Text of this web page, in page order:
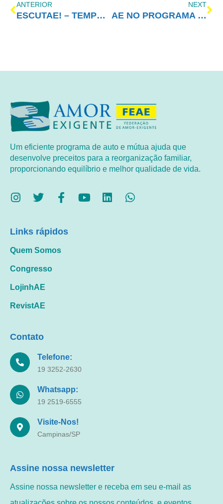
ANTERIOR
ESCUTAE! – TEMPORADA 3 – EPISÓDIO 6
NEXT
AE NO PROGRAMA VIDA MELHOR – REDEVIDA – 07/02/2022
Um eficiente programa de auto e mútua ajuda que
desenvolve preceitos para a reorganização familiar,
proporcionando equilíbrio e melhor qualidade de vida.
Links rápidos
Quem Somos
Congresso
LojinhAE
RevistAE
Contato
Telefone:
19 3252-2630
Whatsapp:
19 2519-6555
Visite-Nos!
Campinas/SP
Assine nossa newsletter
Assine nossa newsletter e receba em seu e-mail as